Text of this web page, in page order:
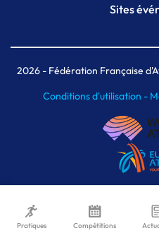
Sites
Meeting de
MAIF
2026- Fédération Française
Conditions d'utilisation -
Pratiques Compétitions